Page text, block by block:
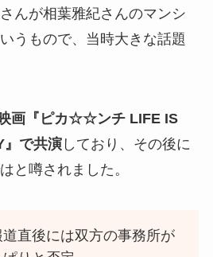
んが相葉雅紀さんのマンシ
うもので、当時大きな話題
画『ピカ☆☆ンチ LIFE IS
』で共演しており、その後に
と噂されました。
道直後には双方の事務所が